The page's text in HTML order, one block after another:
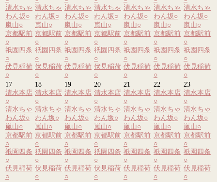
清水ちゃ
わん坂○
嵐山○
京都駅前
○
祇園四条
○
伏見稲荷
○
清水ちゃ
わん坂○
嵐山○
京都駅前
○
祇園四条
○
伏見稲荷
○
清水ちゃ
わん坂○
嵐山○
京都駅前
○
祇園四条
○
伏見稲荷
○
清水ちゃ
わん坂○
嵐山○
京都駅前
○
祇園四条
○
伏見稲荷
○
清水ちゃ
わん坂○
嵐山○
京都駅前
○
祇園四条
○
伏見稲荷
○
清水ちゃ
わん坂○
嵐山○
京都駅前
○
祇園四条
○
伏見稲荷
○
清水ちゃ
わん坂○
嵐山○
京都駅前
○
祇園四条
○
伏見稲荷
○
17
清水本店
○
清水ちゃ
わん坂○
嵐山○
京都駅前
○
祇園四条
○
伏見稲荷
○
18
清水本店
○
清水ちゃ
わん坂○
嵐山○
京都駅前
○
祇園四条
○
伏見稲荷
○
19
清水本店
○
清水ちゃ
わん坂○
嵐山○
京都駅前
○
祇園四条
○
伏見稲荷
○
20
清水本店
○
清水ちゃ
わん坂○
嵐山○
京都駅前
○
祇園四条
○
伏見稲荷
○
21
清水本店
○
清水ちゃ
わん坂○
嵐山○
京都駅前
○
祇園四条
○
伏見稲荷
○
22
清水本店
○
清水ちゃ
わん坂○
嵐山○
京都駅前
○
祇園四条
○
伏見稲荷
○
23
清水本店
○
清水ちゃ
わん坂○
嵐山○
京都駅前
○
祇園四条
○
伏見稲荷
○